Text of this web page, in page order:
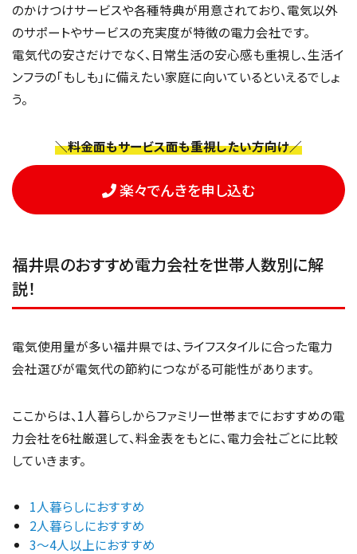
のかけつけサービスや各種特典が用意されており、電気以外
のサポートやサービスの充実度が特徴の電力会社です。
電気代の安さだけでなく、日常生活の安心感も重視し、生活イ
ンフラの「もしも」に備えたい家庭に向いているといえるでしょ
う。
＼料金面もサービス面も重視したい方向け／
楽々でんきを申し込む
福井県のおすすめ電力会社を世帯人数別に解
説！
電気使用量が多い福井県では、ライフスタイルに合った電力
会社選びが電気代の節約につながる可能性があります。
ここからは、1人暮らしからファミリー世帯までにおすすめの電
力会社を6社厳選して、料金表をもとに、電力会社ごとに比較
していきます。
1人暮らしにおすすめ
2人暮らしにおすすめ
3～4人以上におすすめ